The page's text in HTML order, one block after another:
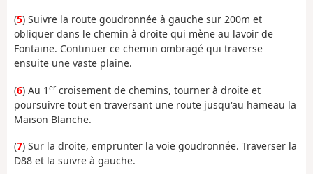
(5) Suivre la route goudronnée à gauche sur 200m et
obliquer dans le chemin à droite qui mène au lavoir de
Fontaine. Continuer ce chemin ombragé qui traverse
ensuite une vaste plaine.
(6) Au 1 er croisement de chemins, tourner à droite et
poursuivre tout en traversant une route jusqu'au hameau la
Maison Blanche.
(7) Sur la droite, emprunter la voie goudronnée. Traverser la
D88 et la suivre à gauche.